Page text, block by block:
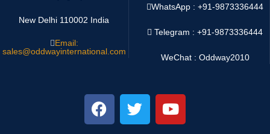
New Delhi 110002 India
Email:
sales@oddwayinternational.com
WhatsApp :+91-9873336444
Telegram : +91-9873336444
WeChat : Oddway2010